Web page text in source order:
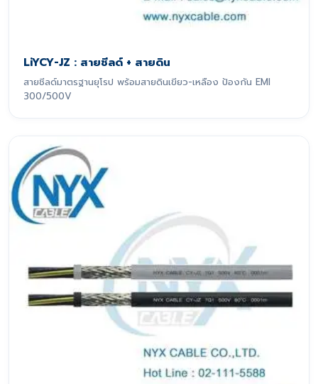
LiYCY-JZ : สายชีลด์ + สายดิน
สายชีลด์มาตรฐานยุโรป พร้อมสายดินเขียว-เหลือง ป้องกัน EMI
300/500V